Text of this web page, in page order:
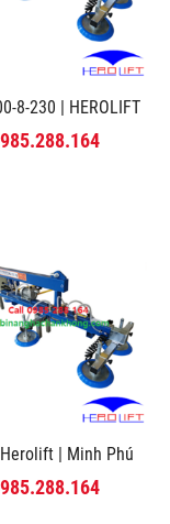
8-230 | HEROLIFT
| Minh Phú